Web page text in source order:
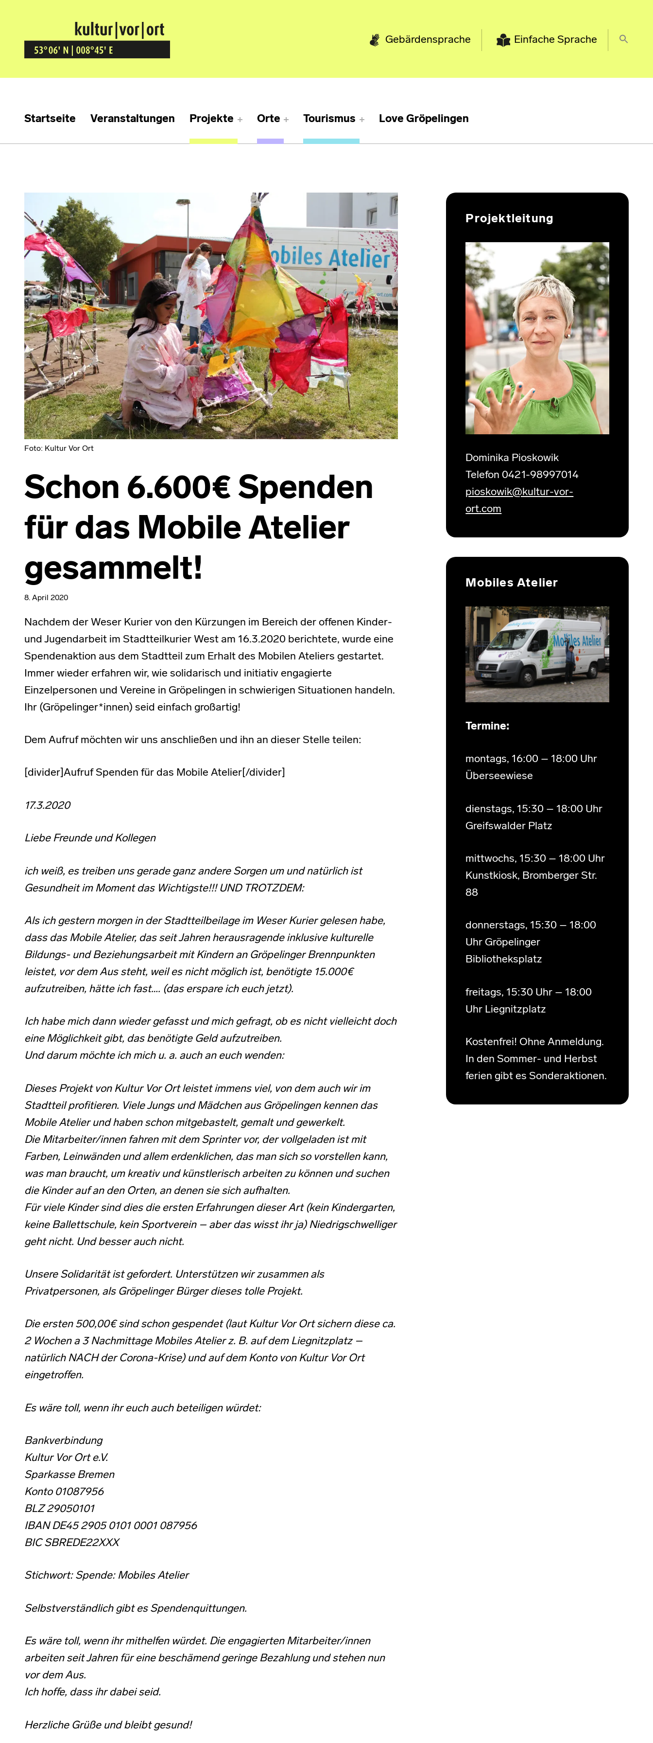
Kultur Vor Ort
BREMEN GRÖPELINGEN Gebärdensprache Einfache Sprache
Startseite Veranstaltungen Projekte Orte Tourismus Love Gröpelingen
Foto: Kultur Vor Ort
Schon 6.600€ Spenden
für das Mobile Atelier
gesammelt!
8. April 2020
Nachdem der Weser Kurier von den Kürzungen im Bereich der offenen Kinder-
und Jugendarbeit im Stadtteilkurier West am 16.3.2020 berichtete, wurde eine
Spendenaktion aus dem Stadtteil zum Erhalt des Mobilen Ateliers gestartet.
Immer wieder erfahren wir, wie solidarisch und initiativ engagierte
Einzelpersonen und Vereine in Gröpelingen in schwierigen Situationen handeln.
Ihr (Gröpelinger*innen) seid einfach großartig!
Dem Aufruf möchten wir uns anschließen und ihn an dieser Stelle teilen:
[divider]Aufruf Spenden für das Mobile Atelier[/divider]
17.3.2020
Liebe Freunde und Kollegen
ich weiß, es treiben uns gerade ganz andere Sorgen um und natürlich ist
Gesundheit im Moment das Wichtigste!!! UND TROTZDEM:
Als ich gestern morgen in der Stadtteilbeilage im Weser Kurier gelesen habe,
dass das Mobile Atelier, das seit Jahren herausragende inklusive kulturelle
Bildungs- und Beziehungsarbeit mit Kindern an Gröpelinger Brennpunkten
leistet, vor dem Aus steht, weil es nicht möglich ist, benötigte 15.000€
aufzutreiben, hätte ich fast…. (das erspare ich euch jetzt).
Ich habe mich dann wieder gefasst und mich gefragt, ob es nicht vielleicht doch
eine Möglichkeit gibt, das benötigte Geld aufzutreiben.
Und darum möchte ich mich u. a. auch an euch wenden:
Dieses Projekt von Kultur Vor Ort leistet immens viel, von dem auch wir im
Stadtteil profitieren. Viele Jungs und Mädchen aus Gröpelingen kennen das
Mobile Atelier und haben schon mitgebastelt, gemalt und gewerkelt.
Die Mitarbeiter/innen fahren mit dem Sprinter vor, der vollgeladen ist mit
Farben, Leinwänden und allem erdenklichen, das man sich so vorstellen kann,
was man braucht, um kreativ und künstlerisch arbeiten zu können und suchen
die Kinder auf an den Orten, an denen sie sich aufhalten.
Für viele Kinder sind dies die ersten Erfahrungen dieser Art (kein Kindergarten,
keine Ballettschule, kein Sportverein – aber das wisst ihr ja) Niedrigschwelliger
geht nicht. Und besser auch nicht.
Unsere Solidarität ist gefordert. Unterstützen wir zusammen als
Privatpersonen, als Gröpelinger Bürger dieses tolle Projekt.
Die ersten 500,00€ sind schon gespendet (laut Kultur Vor Ort sichern diese ca.
2 Wochen a 3 Nachmittage Mobiles Atelier z. B. auf dem Liegnitzplatz –
natürlich NACH der Corona-Krise) und auf dem Konto von Kultur Vor Ort
eingetroffen.
Es wäre toll, wenn ihr euch auch beteiligen würdet:
Bankverbindung
Kultur Vor Ort e.V.
Sparkasse Bremen
Konto 01087956
BLZ 29050101
IBAN DE45 2905 0101 0001 087956
BIC SBREDE22XXX
Stichwort: Spende: Mobiles Atelier
Selbstverständlich gibt es Spendenquittungen.
Es wäre toll, wenn ihr mithelfen würdet. Die engagierten Mitarbeiter/innen
arbeiten seit Jahren für eine beschämend geringe Bezahlung und stehen nun
vor dem Aus.
Ich hoffe, dass ihr dabei seid.
Herzliche Grüße und bleibt gesund!
Projektleitung
Dominika Pioskowik
Telefon 0421-98997014
pioskowik@kultur-vor-
ort.com
Mobiles Atelier
Termine:
montags, 16:00 – 18:00 Uhr
Überseewiese
dienstags, 15:30 – 18:00 Uhr
Greifswalder Platz
mittwochs, 15:30 – 18:00 Uhr
Kunstkiosk, Bromberger Str.
88
donnerstags, 15:30 – 18:00
Uhr Gröpelinger
Bibliotheksplatz
freitags, 15:30 Uhr – 18:00
Uhr Liegnitzplatz
Kostenfrei! Ohne Anmeldung.
In den Sommer- und Herbst
ferien gibt es Sonderaktionen.